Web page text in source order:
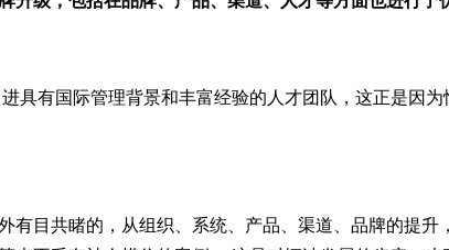
具有国际管理背景和丰富经验的人才团队，这正是因
有目共睹的，从组织、系统、产品、渠道、品牌的提